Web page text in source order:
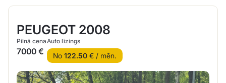
PEUGEOT 2008
Pilnā cena
7000 €
Auto līzings
No 122.50€ / mēn.